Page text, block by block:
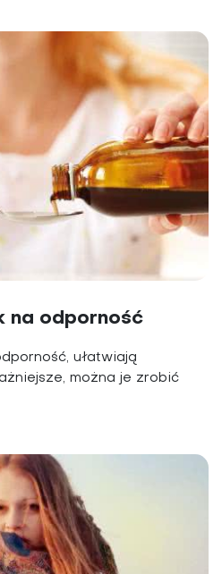
na odporność
ułatwiają
można je zrobić